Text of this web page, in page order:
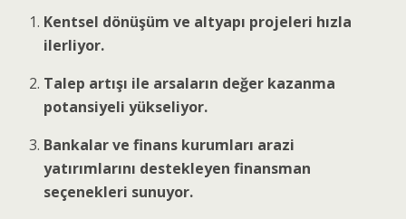
Kentsel dönüşüm ve altyapı projeleri hızla
ilerliyor.
Talep artışı ile arsaların değer kazanma
potansiyeli yükseliyor.
Bankalar ve finans kurumları arazi
yatırımlarını destekleyen finansman
seçenekleri sunuyor.